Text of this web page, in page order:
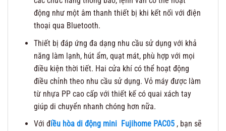
động như một âm thanh thiết bị khi kết nối với điện
thoại qua Bluetooth.
Thiết bị đáp ứng đa dạng nhu cầu sử dụng với khả
năng làm lạnh, hút ẩm, quạt mát, phù hợp với mọi
điều kiện thời tiết. Hai cửa khí có thể hoạt động
điều chỉnh theo nhu cầu sử dụng. Vỏ máy được làm
từ nhựa PP cao cấp với thiết kế có quai xách tay
giúp di chuyển nhanh chóng hơn nữa.
Với điều hòa di động mini Fujihome PAC05, bạn sẽ